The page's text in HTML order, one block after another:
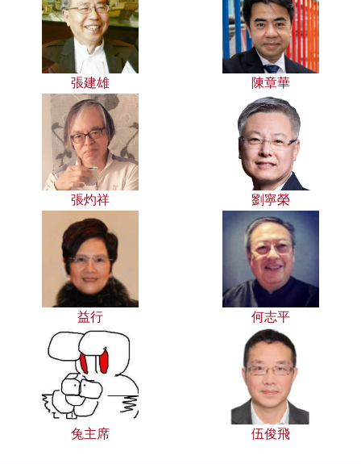
張建雄 陳章華
張灼祥 劉寧榮
益行 何志平
兔主席 伍俊飛